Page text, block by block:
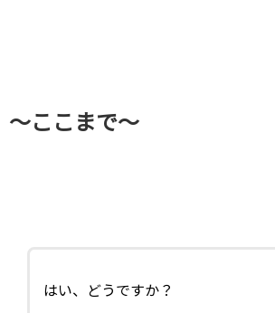
～ここまで～
はい、どうですか？